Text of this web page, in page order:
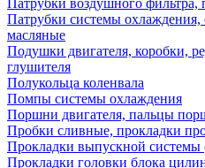
Патрубки воздушного фильтра,
Патрубки системы
масляные
Подушки двигателя, коробки,
глушителя
Полукольца коленвала
Помпы системы охлаждения
Поршни двигателя, пальцы
Пробки сливные, прокладки
Прокладки выпускной
Прокладки головки блока